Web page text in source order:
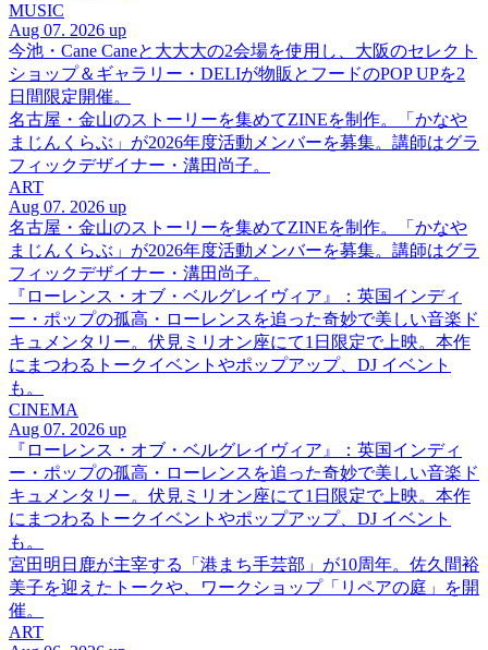
MUSIC
Aug 07. 2026 up
今池・Cane Caneと大大大の2会場を使用し、大阪のセレクト
ショップ＆ギャラリー・DELIが物販とフードのPOP UPを2
日間限定開催。
名古屋・金山のストーリーを集めてZINEを制作。「かなや
まじんくらぶ」が2026年度活動メンバーを募集。講師はグラ
フィックデザイナー・溝田尚子。
ART
Aug 07. 2026 up
名古屋・金山のストーリーを集めてZINEを制作。「かなや
まじんくらぶ」が2026年度活動メンバーを募集。講師はグラ
フィックデザイナー・溝田尚子。
『ローレンス・オブ・ベルグレイヴィア』：英国インディ
ー・ポップの孤高・ローレンスを追った奇妙で美しい音楽ド
キュメンタリー。伏見ミリオン座にて1日限定で上映。本作
にまつわるトークイベントやポップアップ、DJ イベント
も。
CINEMA
Aug 07. 2026 up
『ローレンス・オブ・ベルグレイヴィア』：英国インディ
ー・ポップの孤高・ローレンスを追った奇妙で美しい音楽ド
キュメンタリー。伏見ミリオン座にて1日限定で上映。本作
にまつわるトークイベントやポップアップ、DJ イベント
も。
宮田明日鹿が主宰する「港まち手芸部」が10周年。佐久間裕
美子を迎えたトークや、ワークショップ「リペアの庭」を開
催。
ART